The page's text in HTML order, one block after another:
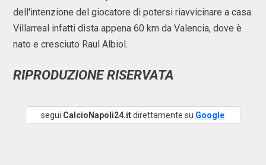
dell'intenzione del giocatore di potersi riavvicinare a casa.
Villarreal infatti dista appena 60 km da Valencia, dove è
nato e cresciuto Raul Albiol.
RIPRODUZIONE RISERVATA
segui CalcioNapoli24.itdirettamente su Google